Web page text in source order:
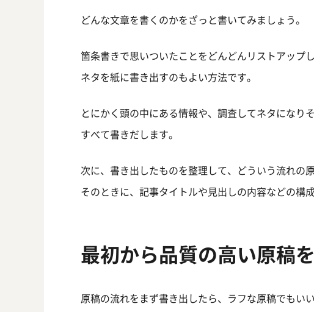
どんな文章を書くのかをざっと書いてみましょう。
箇条書きで思いついたことをどんどんリストアップ
ネタを紙に書き出すのもよい方法です。
とにかく頭の中にある情報や、調査してネタになり
すべて書きだします。
次に、書き出したものを整理して、どういう流れの
そのときに、記事タイトルや見出しの内容などの構
最初から品質の高い原稿
原稿の流れをまず書き出したら、ラフな原稿でもい